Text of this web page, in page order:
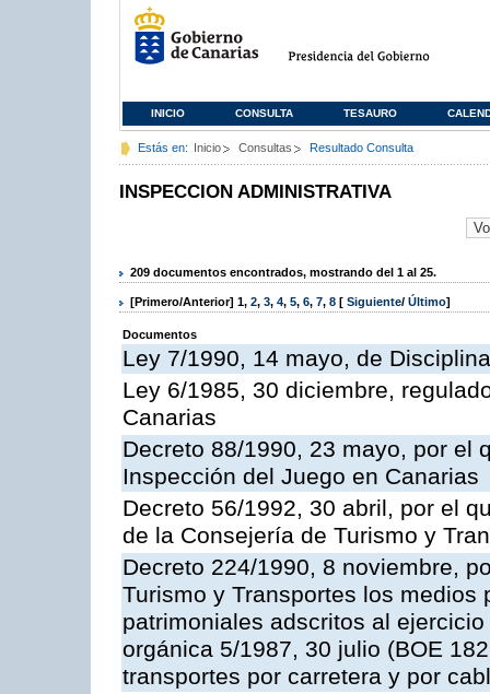
INICIO CONSULTA TESAURO
Estás en: Inicio Consultas Resultado Consulta
INSPECCION ADMINISTRATIVA
209 documentos encontrados, mostrando del 1 al 25.
[Primero/Anterior] 1, 2, 3, 4, 5, 6, 7, 8 [ Siguiente/ Último]
Documentos
Ley 7/1990, 14 mayo, de
Ley 6/1985, 30 diciembre,
Canarias
Decreto 88/1990, 23 mayo, por el
Inspección del Juego en Canarias
Decreto 56/1992, 30 abril, por el
de la Consejería de Turismo y
Decreto 224/1990, 8 noviembre,
Turismo y Transportes los
patrimoniales adscritos al
orgánica 5/1987, 30 julio (BOE
transportes por carretera y por